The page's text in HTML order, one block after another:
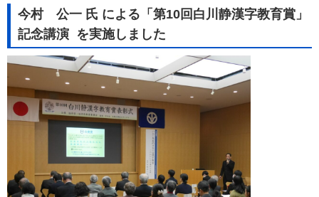
今村 公一 氏 による「第10回白川静漢字教育賞」
記念講演 を実施しました